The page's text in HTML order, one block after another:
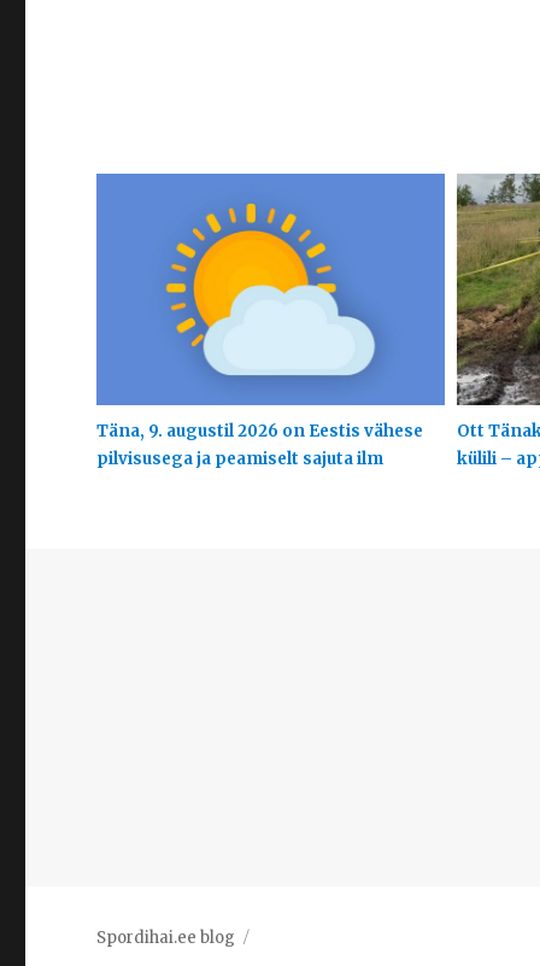
Täna, 9. augustil 2026 on Eestis vähese
pilvisusega ja peamiselt sajuta ilm
Ott
külili –
Spordihai.ee blog